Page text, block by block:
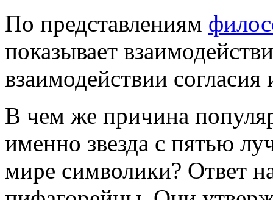
По представлениям
показывает
взаимодействии
В чем же причина
именно звезда с пятью
мире символики? Ответ